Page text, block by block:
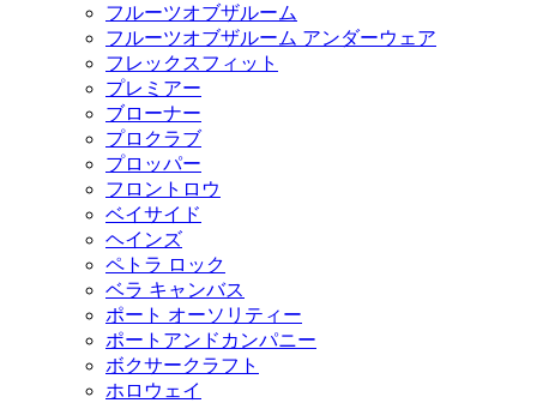
フルーツオブザルーム
フルーツオブザルーム アンダーウェア
フレックスフィット
プレミアー
ブローナー
プロクラブ
プロッパー
フロントロウ
ベイサイド
ヘインズ
ペトラ ロック
ベラ キャンバス
ポート オーソリティー
ポートアンドカンパニー
ボクサークラフト
ホロウェイ